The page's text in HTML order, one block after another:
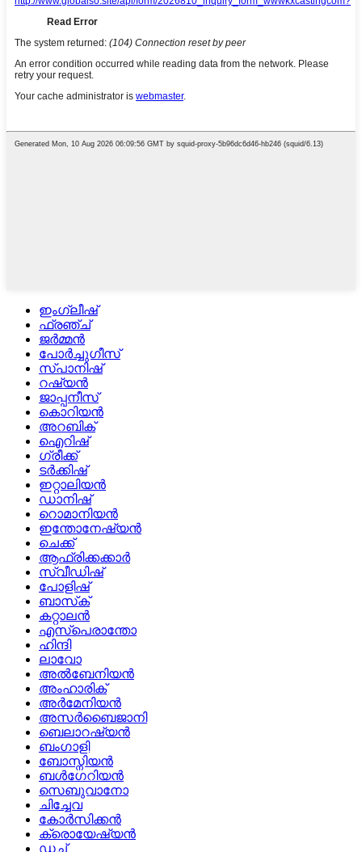
ഇംഗ്ലീഷ്
ഫ്രഞ്ച്
ജർമ്മൻ
പോർച്ചുഗീസ്
സ്പാനിഷ്
റഷ്യൻ
ജാപ്പനീസ്
കൊറിയൻ
അറബിക്
ഐറിഷ്
ഗ്രീക്ക്
ടർക്കിഷ്
ഇറ്റാലിയൻ
ഡാനിഷ്
റൊമാനിയൻ
ഇന്തോനേഷ്യൻ
ചെക്ക്
ആഫ്രിക്കക്കാർ
സ്വീഡിഷ്
പോളിഷ്
ബാസ്‌ക്
കറ്റാലൻ
എസ്പെരാന്തോ
ഹിന്ദി
ലാവോ
അൽബേനിയൻ
അംഹാരിക്
അർമേനിയൻ
അസർബൈജാനി
ബെലാറഷ്യൻ
ബംഗാളി
ബോസ്നിയൻ
ബൾഗേറിയൻ
സെബുവാനോ
ചിച്ചേവ
കോർസിക്കൻ
ക്രൊയേഷ്യൻ
ഡച്ച്